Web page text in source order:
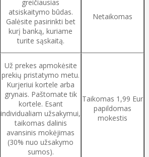
greičiausias
atsiskaitymo būdas.
Galėsite pasirinkti bet
kurį banką, kuriame
turite sąskaitą.
Netaikomas
Už prekes apmokėsite
prekių pristatymo metu.
Kurjeriui kortele arba
grynais. Paštomate tik
kortele. Esant
individualiam užsakymui,
taikomas dalinis
avansinis mokėjimas
(30% nuo užsakymo
sumos).
Taikomas 1,99 Eur
papildomas
mokestis